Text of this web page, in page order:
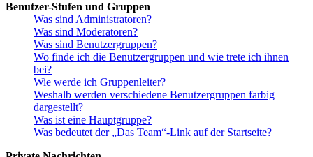
Benutzer-Stufen und Gruppen
Was sind Administratoren?
Was sind Moderatoren?
Was sind Benutzergruppen?
Wo finde ich die Benutzergruppen und wie trete ich ihnen
bei?
Wie werde ich Gruppenleiter?
Weshalb werden verschiedene Benutzergruppen farbig
dargestellt?
Was ist eine Hauptgruppe?
Was bedeutet der „Das Team“-Link auf der Startseite?